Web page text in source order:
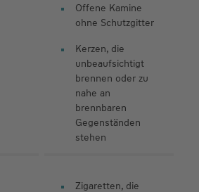
Offene Kamine
ohne Schutzgitter
Kerzen, die
unbeaufsichtigt
brennen oder zu
nahe an
brennbaren
Gegenständen
stehen
Zigaretten, die